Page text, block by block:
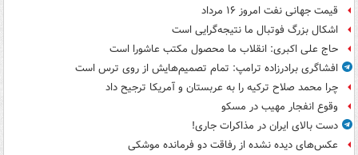
قیمت جهانی نفت امروز ۱۶ مرداد
اشکال بزرگ فوتبال ما نتیجه‌گرایی است
حاج علی اکبری: انقلاب ما محصول مکتب عاشورا است
افشاگری برادرزاده ترامپ: تمام تصمیم‌هایش از روی ترس است
چرا محمد صلاح ترکیه را به عربستان و آمریکا ترجیح داد
وقوع انفجار مهیب در مسکو
دست بالای ایران در مذاکرات جاری!
عکس‌های دیده نشده از رفاقت دو فرمانده‌ موشکی